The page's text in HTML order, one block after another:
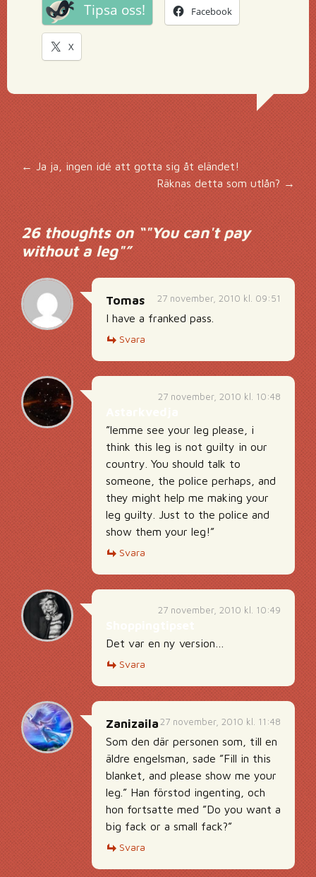
Tipsa oss! Facebook
X
Inläggsnavigering
←Ja ja, ingen idé att gotta sig åt eländet!
Räknas detta som utlån?→
26 thoughts on “"You can't pay
without a leg"”
27 november, 2010 kl. 09:51
Tomas
I have a franked pass.
Svara
27 november, 2010 kl. 10:48
”lemme see your leg please, i
think this leg is not guilty in our
country. You should talk to
someone, the police perhaps, and
they might help me making your
leg guilty. Just to the police and
show them your leg!”
Svara
27 november, 2010 kl. 10:49
Det var en ny version…
Svara
27 november, 2010 kl. 11:48
Zanizaila
Som den där personen som, till en
äldre engelsman, sade ”Fill in this
blanket, and please show me your
leg.” Han förstod ingenting, och
hon fortsatte med ”Do you want a
big fack or a small fack?”
Svara